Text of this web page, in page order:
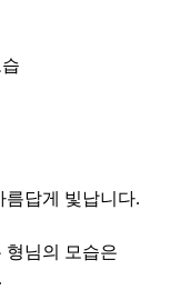
름답게 빛납니다.
형님의 모습은
.